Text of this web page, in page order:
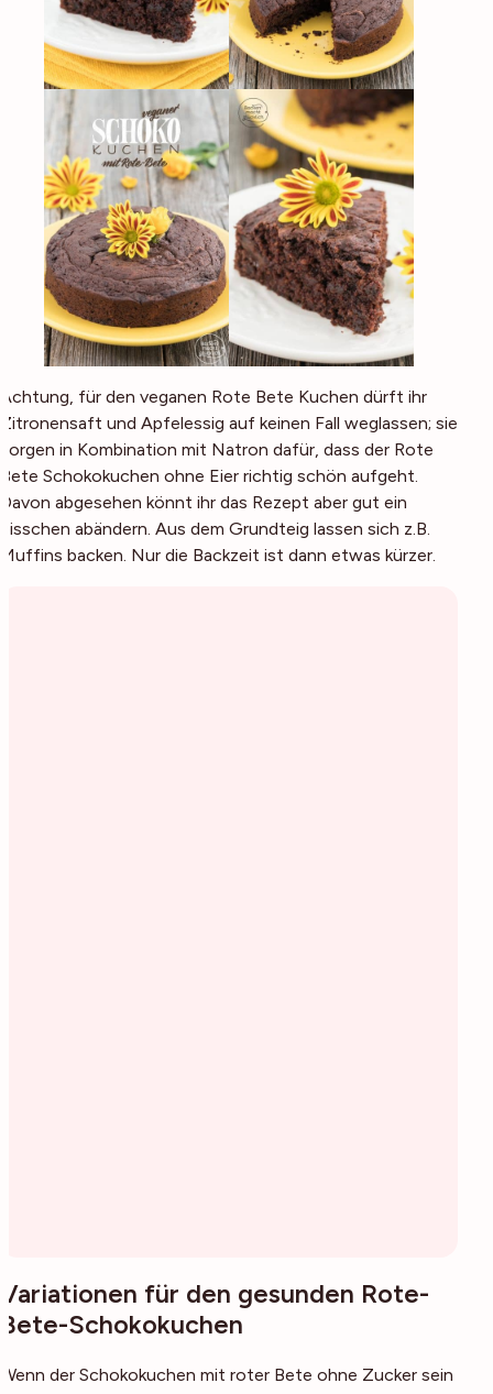
Achtung, für den veganen Rote Bete Kuchen dürft ihr
Zitronensaft und Apfelessig auf keinen Fall weglassen; sie
sorgen in Kombination mit Natron dafür, dass der Rote
Bete Schokokuchen ohne Eier richtig schön aufgeht.
Davon abgesehen könnt ihr das Rezept aber gut ein
bisschen abändern. Aus dem Grundteig lassen sich z.B.
Muffins backen. Nur die Backzeit ist dann etwas kürzer.
Variationen für den gesunden Rote-
Bete-Schokokuchen
Wenn der Schokokuchen mit roter Bete ohne Zucker sein